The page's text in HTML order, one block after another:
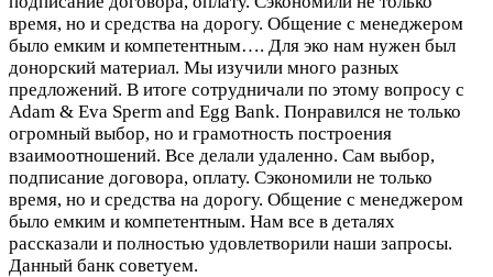
время, но и средства на дорогу. Общение с менеджером
было емким и компетентным…. Для эко нам нужен был
донорский материал. Мы изучили много разных
предложений. В итоге сотрудничали по этому вопросу с
Adam & Eva Sperm and Egg Bank. Понравился не только
огромный выбор, но и грамотность построения
взаимоотношений. Все делали удаленно. Сам выбор,
подписание договора, оплату. Сэкономили не только
время, но и средства на дорогу. Общение с менеджером
было емким и компетентным. Нам все в деталях
рассказали и полностью удовлетворили наши запросы.
Данный банк советуем.